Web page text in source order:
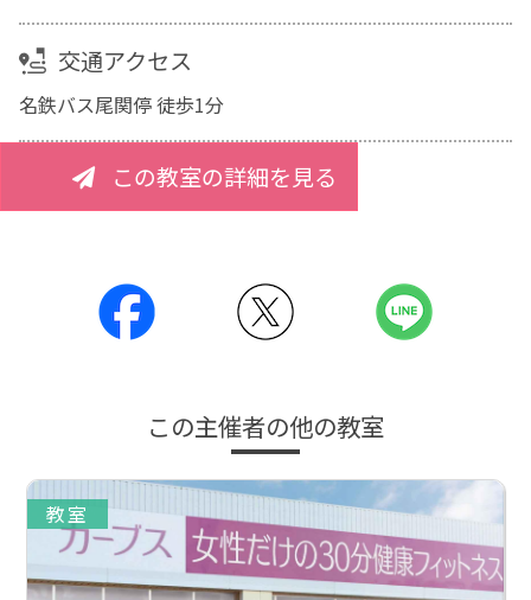
交通アクセス
名鉄バス尾関停 徒歩1分
この教室の詳細を見る
この主催者の他の教室
教室